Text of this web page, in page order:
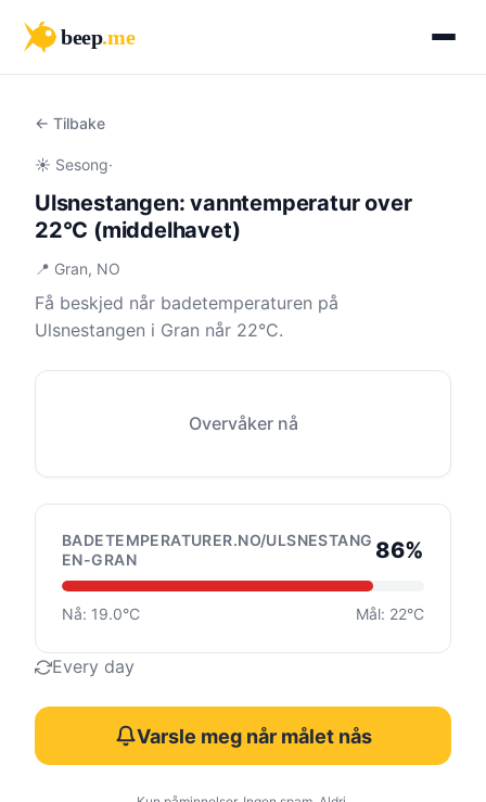
beep.me
← Tilbake
☀️ Sesong·
Ulsnestangen: vanntemperatur over
22°C (middelhavet)
📍 Gran, NO
Få beskjed når badetemperaturen på
Ulsnestangen i Gran når 22°C.
Overvåker nå
BADETEMPERATURER.NO/ULSNESTANG
EN-GRAN
86%
Nå: 19.0°C Mål: 22°C
Every day
Varsle meg når målet nås